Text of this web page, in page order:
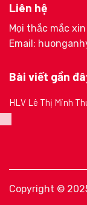
Liên hệ
Mọi thắc mắc
Email:
Bài viết gần
HLV Lê Thị Minh
Copyright ©